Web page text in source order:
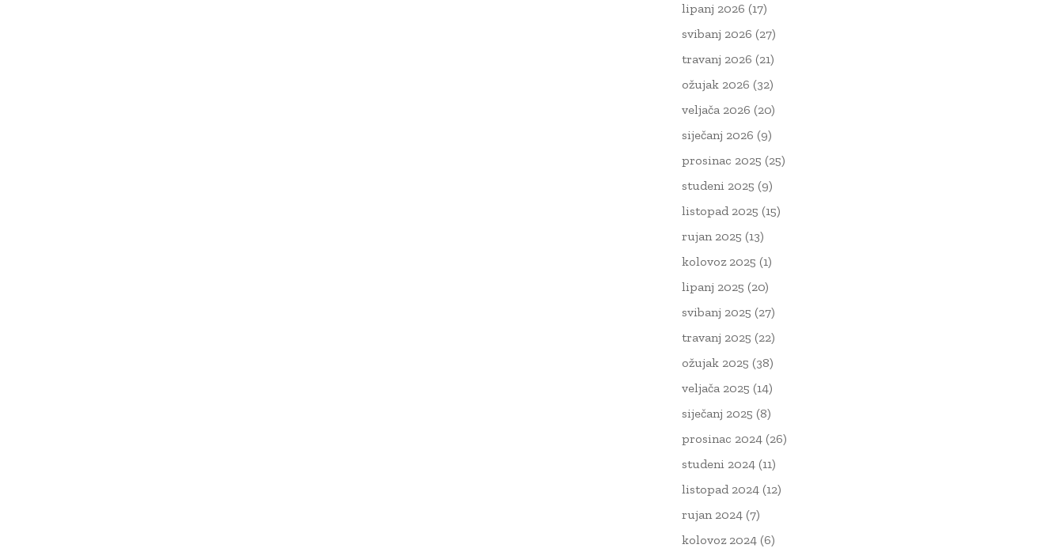
lipanj 2026 (17)
svibanj 2026 (27)
travanj 2026 (21)
ožujak 2026 (32)
veljača 2026 (20)
siječanj 2026 (9)
prosinac 2025 (25)
studeni 2025 (9)
listopad 2025 (15)
rujan 2025 (13)
kolovoz 2025 (1)
lipanj 2025 (20)
svibanj 2025 (27)
travanj 2025 (22)
ožujak 2025 (38)
veljača 2025 (14)
siječanj 2025 (8)
prosinac 2024 (26)
studeni 2024 (11)
listopad 2024 (12)
rujan 2024 (7)
kolovoz 2024 (6)